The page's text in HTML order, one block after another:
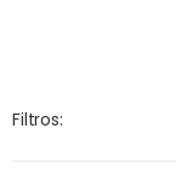
Filtros: